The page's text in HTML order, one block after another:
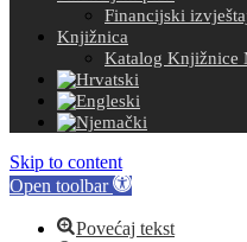
Financijski
Knjižnica
Katalog Knjižnice
Skip to content
Open toolbar
Povećaj tekst